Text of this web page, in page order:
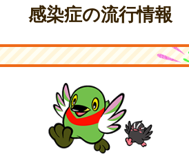
感染症の流行情報